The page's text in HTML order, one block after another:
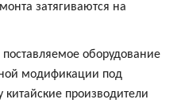
затягиваются на
оборудование
модификации под
китайские производители